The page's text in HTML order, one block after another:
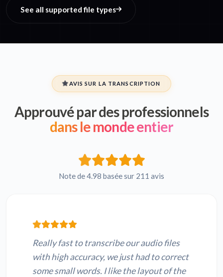
See all supported file types
AVIS SUR LA TRANSCRIPTION
Approuvé par des professionnels
dans le monde entier
Note de 4.98 basée sur 211 avis
Really fast to transcribe our audio files
with high accuracy, we just had to correct
some small words. I like the layout of the